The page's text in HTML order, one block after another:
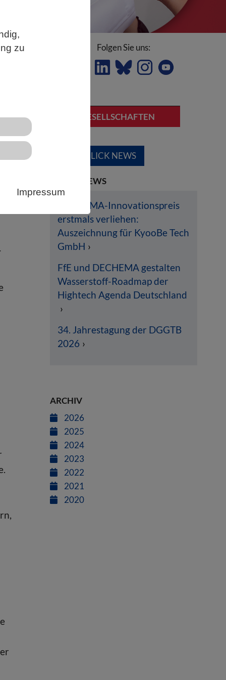
zu
Impressum
Folgen Sie uns:
FACHGESELLSCHAFTEN
ÜBERBLICK NEWS
LETZTE NEWS
DECHEMA-Innovationspreis
erstmals verliehen:
Auszeichnung für KyooBe Tech
GmbH
FfE und DECHEMA gestalten
Wasserstoff-Roadmap der
Hightech Agenda Deutschland
34. Jahrestagung der DGGTB
2026
ARCHIV
2026
2025
2024
2023
2022
2021
2020